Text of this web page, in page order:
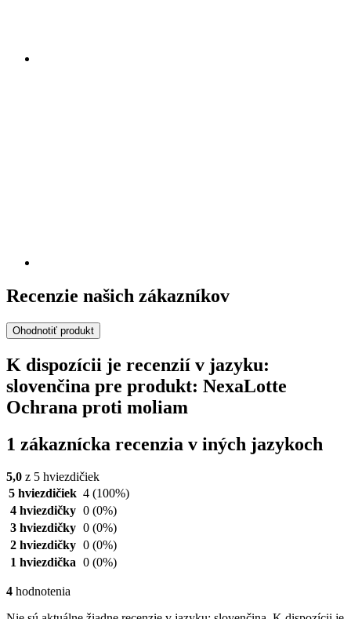
Recenzie našich zákazníkov
Ohodnotiť produkt
K dispozícii je recenzií v jazyku:
slovenčina pre produkt: NexaLotte
Ochrana proti moliam
1 zákaznícka recenzia v iných jazykoch
5,0 z 5 hviezdičiek
5 hviezdičiek 4 (100%)
4 hviezdičky 0 (0%)
3 hviezdičky 0 (0%)
2 hviezdičky 0 (0%)
1 hviezdička 0 (0%)
4 hodnotenia